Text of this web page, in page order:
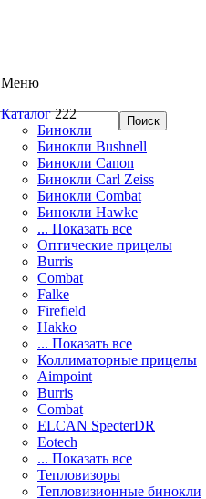
Меню
Каталог 222
Бинокли
Бинокли Bushnell
Бинокли Canon
Бинокли Carl Zeiss
Бинокли Combat
Бинокли Hawke
... Показать все
Оптические прицелы
Burris
Combat
Falke
Firefield
Hakko
... Показать все
Коллиматорные прицелы
Aimpoint
Burris
Combat
ELCAN SpecterDR
Eotech
... Показать все
Тепловизоры
Тепловизионные бинокли